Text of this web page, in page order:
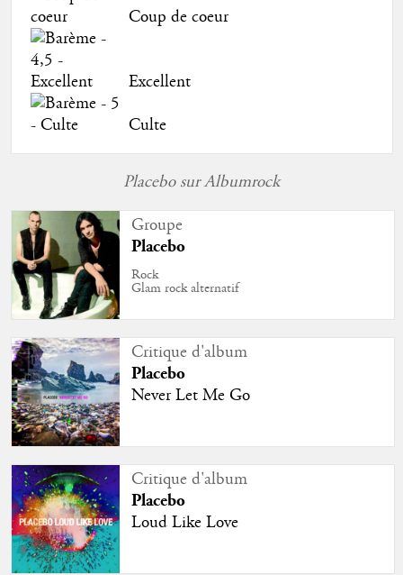
Coup de coeur
Excellent
Culte
Placebo sur Albumrock
Groupe
Placebo
Rock
Glam rock alternatif
Critique d'album
Placebo
Never Let Me Go
Critique d'album
Placebo
Loud Like Love